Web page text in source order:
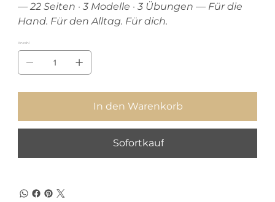
— 22 Seiten · 3 Modelle · 3 Übungen — Für die
Hand. Für den Alltag. Für dich.
Anzahl
In den Warenkorb
Sofortkauf